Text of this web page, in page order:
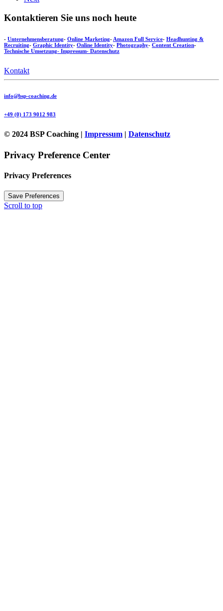
Kontaktieren Sie uns noch heute
- Unternehmensberatung- Online Marketing-Amazon Full Service- Headhunting &
Recruiting- Graphic Identity- Online Identity- Photography- Content Creation-
Technische Umsetzung- Impressum- Datenschutz
Kontakt
info@bsp-coaching.de
+49 (0) 173 9012 983
© 2024 BSP Coaching | Impressum | Datenschutz
Privacy Preference Center
Privacy Preferences
Scroll to top